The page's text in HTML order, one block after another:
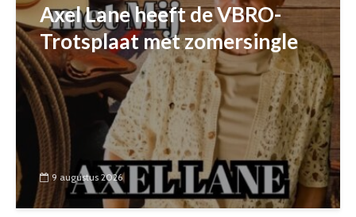
Axel Lane heeft de VBRO-
Trotsplaat met zomersingle
9 augustus 2026